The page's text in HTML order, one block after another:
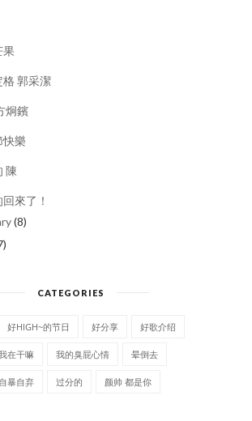
果
格 郭采潔
炯鑌
快樂
陳
來了！
(8)
CATEGORIES
好HIGH~的节日 好分享 好歌介绍
在干嘛 我的臭屁心情 晕倒去
自暴自弃 过分的 颜帅 都是你